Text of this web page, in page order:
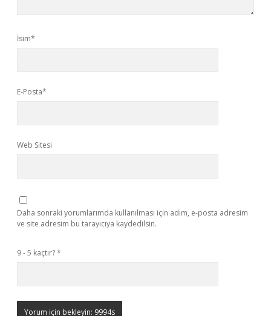
İsim*
E-Posta*
Web Sitesi
Daha sonraki yorumlarımda kullanılması için adım, e-posta adresim
ve site adresim bu tarayıcıya kaydedilsin.
9 - 5 kaçtır?*